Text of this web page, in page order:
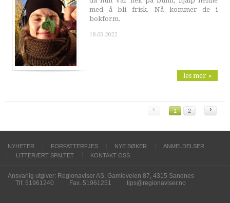
med å bli frisk. Nå kommer de i
bokform.
18.03.2022
les mer »
‹ 1 2 ›
NYHETER FORFATTERFJES NYE BØKER
ANMELDELSER
LITTERÆRT SPALTET
KONTAKT OSS
Ansvarlig utgiver: Regionaviser AS, Gamleveien 87, 4315 Sandnes
Tlf. 51961240
Fax. 51961251 tips@regionaviser.no